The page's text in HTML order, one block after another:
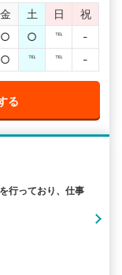
金 土 日
祝
○ ○ ℡
-
○ ℡ ℡ -
る
行っており、仕事